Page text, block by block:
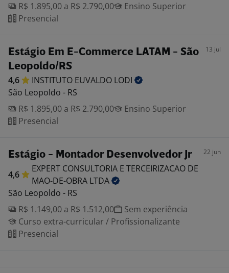
R$ 1.895,00 a R$ 2.790,00
Ensino Superior
Presencial
Estágio Em E-Commerce LATAM - São
Leopoldo/RS
13 jul
4,6 INSTITUTO EUVALDO LODI
São Leopoldo - RS
R$ 1.895,00 a R$ 2.790,00
Ensino Superior
Presencial
Estágio - Montador Desenvolvedor Jr 22 jun
4,6
EXPERT CONSULTORIA E TERCEIRIZACAO DE
MAO-DE-OBRA LTDA
São Leopoldo - RS
R$ 1.149,00 a R$ 1.512,00
Sem experiência
Curso extra-curricular / Profissionalizante
Presencial